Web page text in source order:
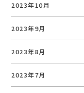
2023年10月
2023年9月
2023年8月
2023年7月